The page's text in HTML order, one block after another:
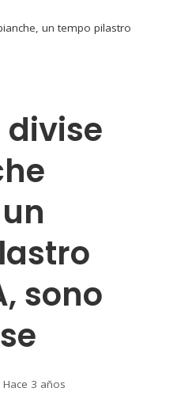
un tempo pilastro
divise
sono
Hace 3 años